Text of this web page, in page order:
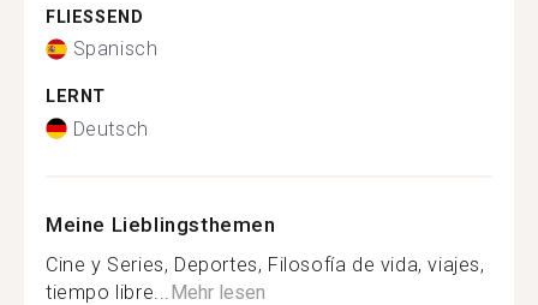
FLIESSEND
Spanisch
LERNT
Deutsch
Meine Lieblingsthemen
Cine y Series, Deportes, Filosofía de vida, viajes,
tiempo libre... Mehr lesen